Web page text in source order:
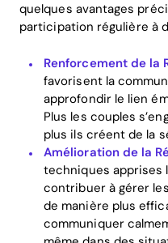
quelques avantages
participation régulière à
Renforcement de la
favorisent la
approfondir le lien
Plus les couples
plus ils créent de la
Amélioration de la
techniques apprises
contribuer à gérer
de manière plus
communiquer